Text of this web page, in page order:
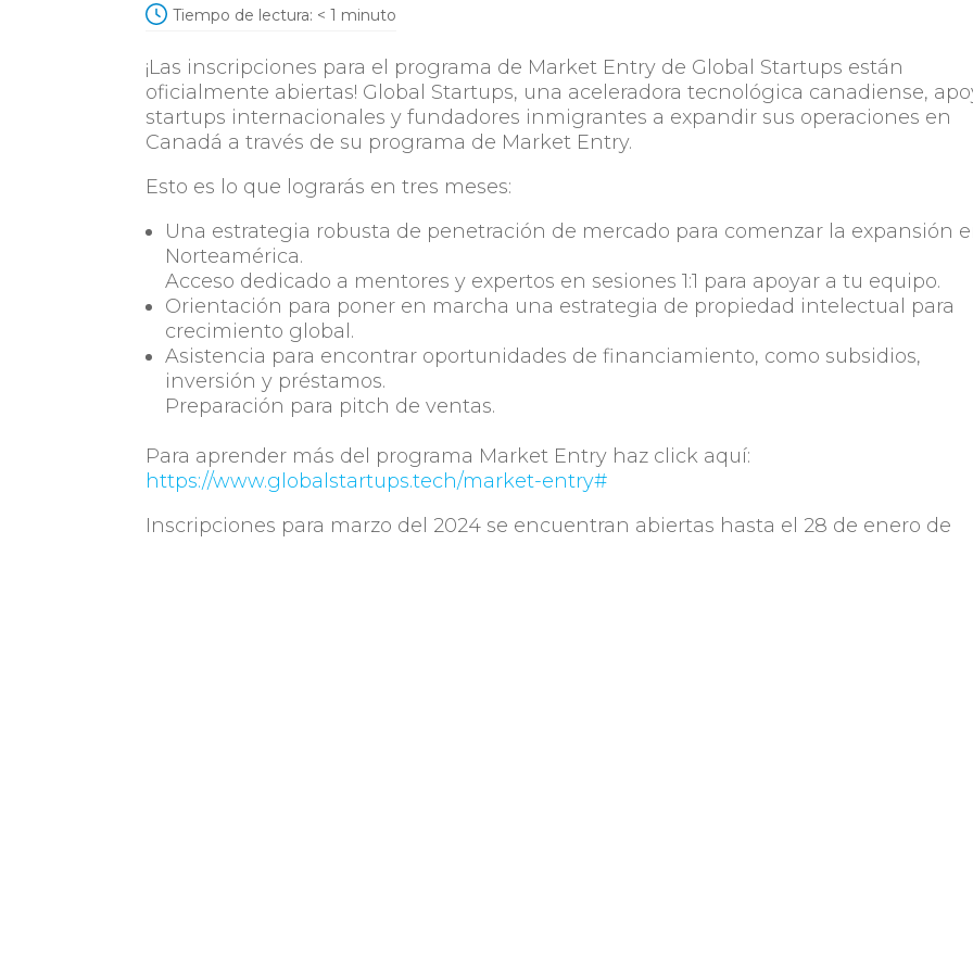
Tiempo de lectura: < 1 minuto
¡Las inscripciones para el programa de Market Entry de Global Startups están
oficialmente abiertas! Global Startups, una aceleradora tecnológica canadiense,
startups internacionales y fundadores inmigrantes a expandir sus operaciones en
Canadá a través de su programa de Market Entry.
Esto es lo que lograrás en tres meses:
Una estrategia robusta de penetración de mercado para comenzar la expansión
Norteamérica.
Acceso dedicado a mentores y expertos en sesiones 1:1 para apoyar a tu equipo.
Orientación para poner en marcha una estrategia de propiedad intelectual para
crecimiento global.
Asistencia para encontrar oportunidades de financiamiento, como subsidios,
inversión y préstamos.
Preparación para pitch de ventas.
Para aprender más del programa Market Entry haz click aquí:
https://www.globalstartups.tech/market-entry#
Inscripciones para marzo del 2024 se encuentran abiertas hasta el 28 de enero de